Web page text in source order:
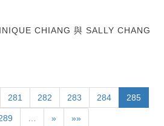
CHIANG 與 SALLY CHANG
281 282 283 284 285
» »»